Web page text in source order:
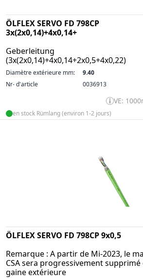
ÖLFLEX SERVO FD 798CP
3x(2x0,14)+4x0,14+
Geberleitung
(3x(2x0,14)+4x0,14+2x0,5+4x0,22)
Diamètre extérieure mm:
9.40
Nr- d'article
0036913
VE:
en stock Rümlang (environ 1-2 jours)
ÖLFLEX SERVO FD 798CP 9x0,5
Remarque : A partir de Mi-2023, le
CSA sera progressivement supprimé
gaine extérieure